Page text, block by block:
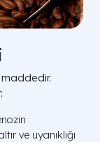
ve uyanıklığı